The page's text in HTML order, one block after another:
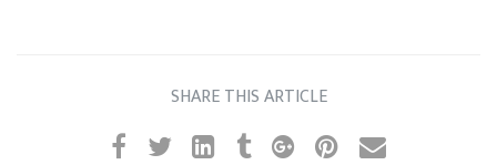
SHARE THIS ARTICLE